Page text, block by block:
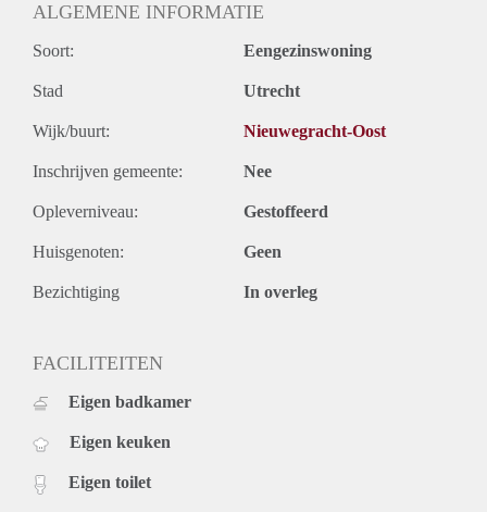
ALGEMENE INFORMATIE
Soort: Eengezinswoning
Stad Utrecht
Wijk/buurt: Nieuwegracht-Oost
Inschrijven gemeente: Nee
Opleverniveau: Gestoffeerd
Huisgenoten: Geen
Bezichtiging In overleg
FACILITEITEN
Eigen badkamer
Eigen keuken
Eigen toilet